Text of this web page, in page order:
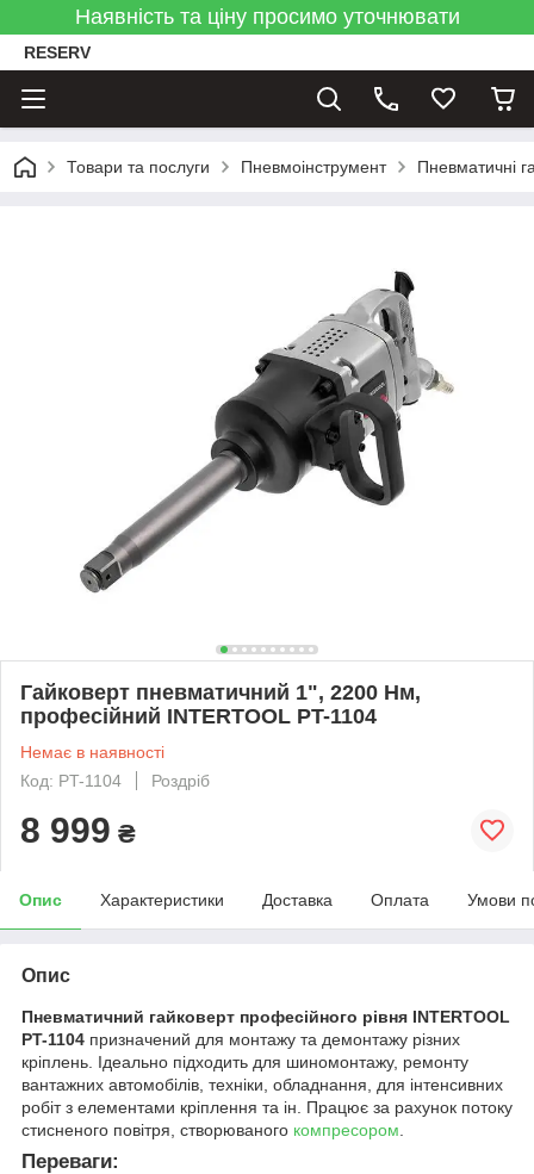
Наявність та ціну просимо уточнювати
RESERV
Товари та послуги Пневмоінструмент Пневматичні
Гайковерт пневматичний 1", 2200 Нм,
професійний INTERTOOL PT-1104
Немає в наявності
Код: PT-1104
Роздріб
8 999 ₴
Опис Характеристики Доставка Оплата Умови
Опис
Пневматичний гайковерт професійного рівня INTERTOOL
PT-1104 призначений для монтажу та демонтажу різних
кріплень. Ідеально підходить для шиномонтажу, ремонту
вантажних автомобілів, техніки, обладнання, для інтенсивних
робіт з елементами кріплення та ін. Працює за рахунок потоку
стисненого повітря, створюваного компресором
Переваги: